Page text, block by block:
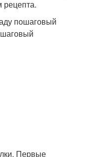
рецепта.
Первые